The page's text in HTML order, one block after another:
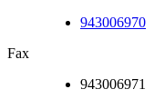
943006970
Fax
943006971